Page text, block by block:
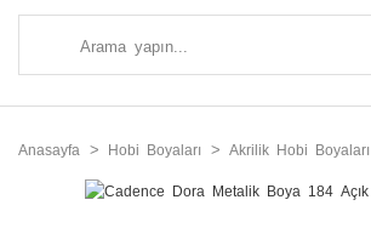
Anasayfa Hobi Boyaları Akrilik Hobi Boyaları